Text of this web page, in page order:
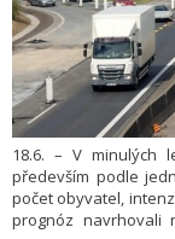
18.6. – V minulých
především podle
počet obyvatel,
prognóz navrhovali